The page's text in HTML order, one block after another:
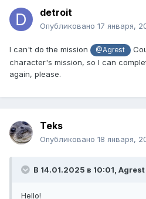
detroit
Опубликовано 17 января,
I can't do the mission @Agrest
character's mission, so I can
again, please.
Teks
Опубликовано 18 января,
В 14.01.2025 в 10:01, Agrest
Hello!